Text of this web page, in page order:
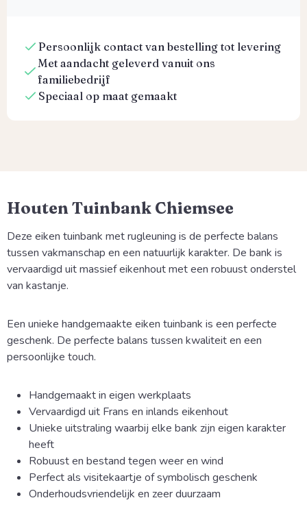
Persoonlijk contact van bestelling tot levering
Met aandacht geleverd vanuit ons
familiebedrijf
Speciaal op maat gemaakt
Houten Tuinbank Chiemsee
Deze eiken tuinbank met rugleuning is de perfecte balans
tussen vakmanschap en een natuurlijk karakter. De bank is
vervaardigd uit massief eikenhout met een robuust onderstel
van kastanje.
Een unieke handgemaakte eiken tuinbank is een perfecte
geschenk. De perfecte balans tussen kwaliteit en een
persoonlijke touch.
Handgemaakt in eigen werkplaats
Vervaardigd uit Frans en inlands eikenhout
Unieke uitstraling waarbij elke bank zijn eigen karakter
heeft
Robuust en bestand tegen weer en wind
Perfect als visitekaartje of symbolisch geschenk
Onderhoudsvriendelijk en zeer duurzaam